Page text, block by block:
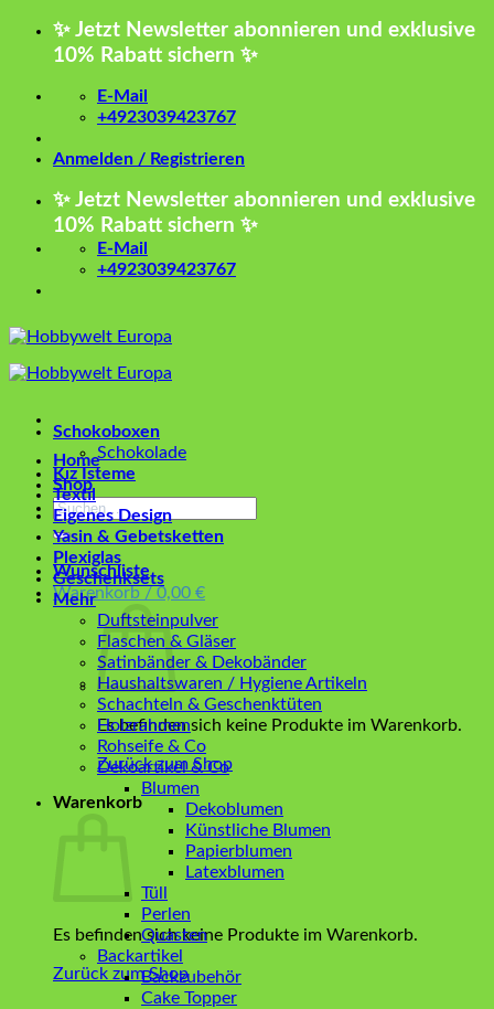
Zum
✨ Jetzt Newsletter abonnieren und exklusive
10% Rabatt sichern ✨
E-Mail
+4923039423767
Anmelden / Registrieren
✨ Jetzt Newsletter abonnieren und exklusive
10% Rabatt sichern ✨
E-Mail
+4923039423767
Home
Shop
Suchen
nach:
Wunschliste
Warenkorb / 0,00 €
Es befinden sich keine Produkte im Warenkorb.
Zurück zum Shop
Warenkorb
Es befinden sich keine Produkte im Warenkorb.
Zurück zum Shop
Schokoboxen
Schokolade
Kız İsteme
Textil
Eigenes Design
Yasin & Gebetsketten
Plexiglas
Geschenksets
Mehr
Duftsteinpulver
Flaschen & Gläser
Satinbänder & Dekobänder
Haushaltswaren / Hygiene Artikeln
Schachteln & Geschenktüten
Holzrahmen
Rohseife & Co
Dekoartikel & Co
Blumen
Dekoblumen
Künstliche Blumen
Papierblumen
Latexblumen
Tüll
Perlen
Quasten
Backartikel
Backzubehör
Cake Topper